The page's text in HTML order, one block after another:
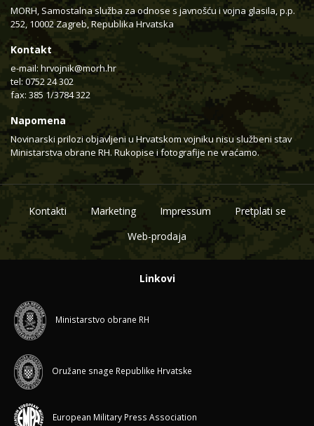
MORH, Samostalna služba za odnose s javnošću i vojna glasila, p.p.
252, 10002 Zagreb, Republika Hrvatska
Kontakt
e-mail: hrvojnik@morh.hr
tel: 0752 24 302
fax: 385 1/3784 322
Napomena
Novinarski prilozi objavljeni u Hrvatskom vojniku nisu službeni stav
Ministarstva obrane RH. Rukopise i fotografije ne vraćamo.
Kontakti Marketing Impressum
Pretplati se
Web-prodaja
Linkovi
Ministarstvo obrane RH
Oružane snage Republike Hrvatske
European Military Press Association